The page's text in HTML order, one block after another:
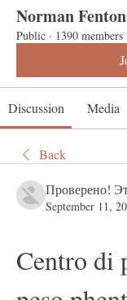
Norman
Public · 1390 members
Discussion Media
Back
Проверено!
September 11,
Centro di